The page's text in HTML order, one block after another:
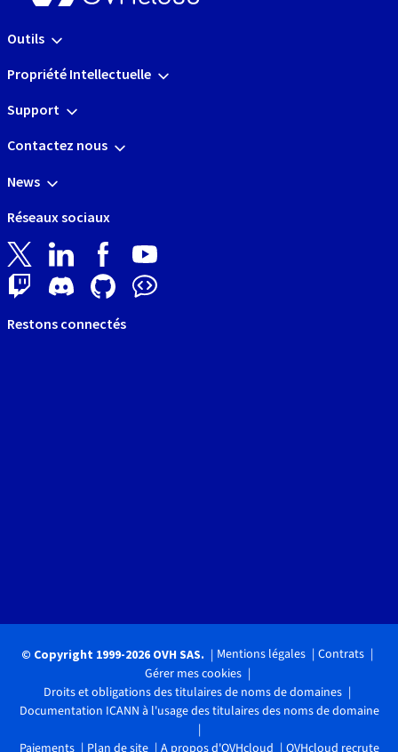
Outils
Propriété Intellectuelle
Support
Contactez nous
News
Réseaux sociaux
Restons connectés
© Copyright 1999-2026 OVH SAS. Mentions légales
Contrats
Gérer mes cookies
Droits et obligations des titulaires de noms de domaines
Documentation ICANN à l'usage des titulaires des noms de domaine
Paiements Plan de site A propos d'OVHcloud OVHcloud recrute